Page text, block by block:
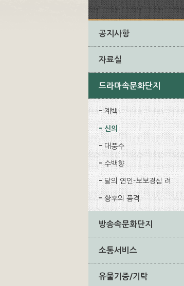
공지사항
자료실
드라마속문화단지
계백
신의
대풍수
수백향
달의 연인-보보경심 려
황후의 품격
방송속문화단지
소통서비스
유물기증/기탁